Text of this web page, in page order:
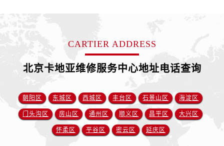
CARTIER ADDRESS
北京卡地亚维修服务中心地址电话查询
朝阳区 东城区 西城区 丰台区 石景山区 海淀区
门头沟区 房山区 通州区 顺义区 昌平区 大兴区
怀柔区 平谷区 密云区 延庆区